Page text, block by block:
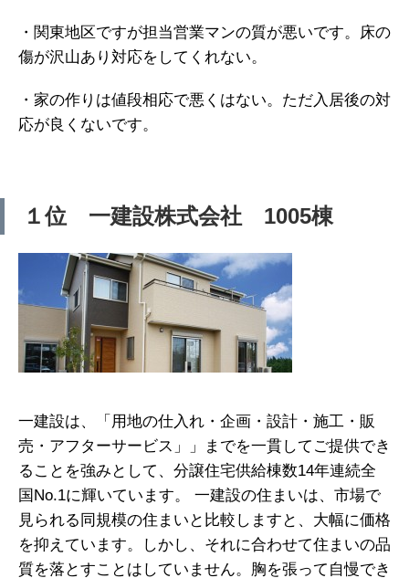
・関東地区ですが担当営業マンの質が悪いです。床の
傷が沢山あり対応をしてくれない。
・家の作りは値段相応で悪くはない。ただ入居後の対
応が良くないです。
１位 一建設株式会社 1005棟
一建設は、「用地の仕入れ・企画・設計・施工・販
売・アフターサービス」」までを一貫してご提供でき
ることを強みとして、分譲住宅供給棟数14年連続全
国No.1に輝いています。 一建設の住まいは、市場で
見られる同規模の住まいと比較しますと、大幅に価格
を抑えています。しかし、それに合わせて住まいの品
質を落とすことはしていません。胸を張って自慢でき